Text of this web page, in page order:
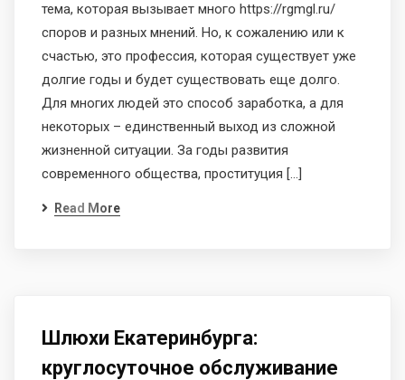
тема, которая вызывает много https://rgmgl.ru/
споров и разных мнений. Но, к сожалению или к
счастью, это профессия, которая существует уже
долгие годы и будет существовать еще долго.
Для многих людей это способ заработка, а для
некоторых – единственный выход из сложной
жизненной ситуации. За годы развития
современного общества, проституция […]
Read More
Шлюхи Екатеринбурга:
круглосуточное обслуживание